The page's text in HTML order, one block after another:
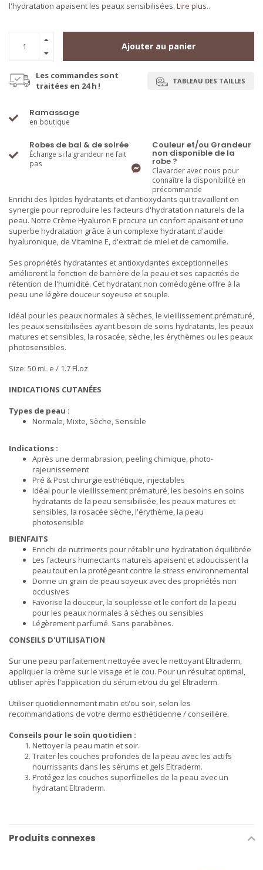
l'hydratation apaisent les peaux sensibilisées. Lire plus..
Ajouter au panier
Les commandes sont
traitées en 24 h !
TABLEAU DES TAILLES
Ramassage
en boutique
Robes de bal & de soirée
Échange si la grandeur ne fait
pas
Couleur et/ou Grandeur
non disponible de la
robe ?
Clavarder avec nous pour
connaître la disponibilité en
précommande
Enrichi des lipides hydratants et d’antioxydants qui travaillent en
synergie pour reproduire les facteurs d'hydratation naturels de la
peau. Notre Crème Hyaluron E procure un confort apaisant et une
superbe hydratation grâce à un complexe hydratant d'acide
hyaluronique, de Vitamine E, d'extrait de miel et de camomille.
Ses propriétés hydratantes et antioxydantes exceptionnelles
améliorent la fonction de barrière de la peau et ses capacités de
rétention de l'humidité. Cet hydratant non comédogène offre à la
peau une légère douceur soyeuse et souple.
Idéal pour les peaux normales à sèches, le vieillissement prématuré,
les peaux sensibilisées ayant besoin de soins hydratants, les peaux
matures et sensibles, la rosacée, sèche, les érythèmes ou les peaux
photosensibles.
Size: 50 mL e / 1.7 Fl.oz
INDICATIONS CUTANÉES
Types de peau :
Normale, Mixte, Sèche, Sensible
Indications :
Après une dermabrasion, peeling chimique, photo-
rajeunissement
Pré & Post chirurgie esthétique, injectables
Idéal pour le vieillissement prématuré, les besoins en soins
hydratants de la peau sensibilisée, les peaux matures et
sensibles, la rosacée sèche, l'érythème, la peau
photosensible
BIENFAITS
Enrichi de nutriments pour rétablir une hydratation équilibrée
Les facteurs humectants naturels apaisent et adoucissent la
peau tout en la protégeant contre le stress environnemental
Donne un grain de peau soyeux avec des propriétés non
occlusives
Favorise la douceur, la souplesse et le confort de la peau
pour les peaux normales à sèches ou sensibles
Légèrement parfumé. Sans parabènes.
CONSEILS D'UTILISATION
Sur une peau parfaitement nettoyée avec le nettoyant Eltraderm,
appliquer la crème sur le visage et le cou. Pour un résultat optimal,
utiliser après l'application du sérum et/ou du gel Eltraderm.
Utiliser quotidiennement matin et/ou soir, selon les
recommandations de votre dermo esthéticienne / conseillère.
Conseils pour le soin quotidien :
Nettoyer la peau matin et soir.
Traiter les couches profondes de la peau avec les actifs
nourrissants dans les sérums et gels Eltraderm.
Protégez les couches superficielles de la peau avec un
hydratant Eltraderm.
Produits connexes